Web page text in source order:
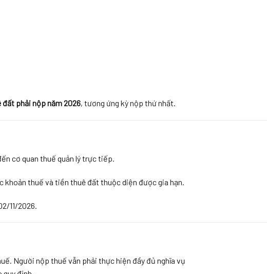
phải nộp năm 2026, tương ứng kỳ nộp thứ nhất.
cơ quan thuế quản lý trực tiếp.
khoản thuế và tiền thuê đất thuộc diện được gia hạn.
11/2026.
Người nộp thuế vẫn phải thực hiện đầy đủ nghĩa vụ